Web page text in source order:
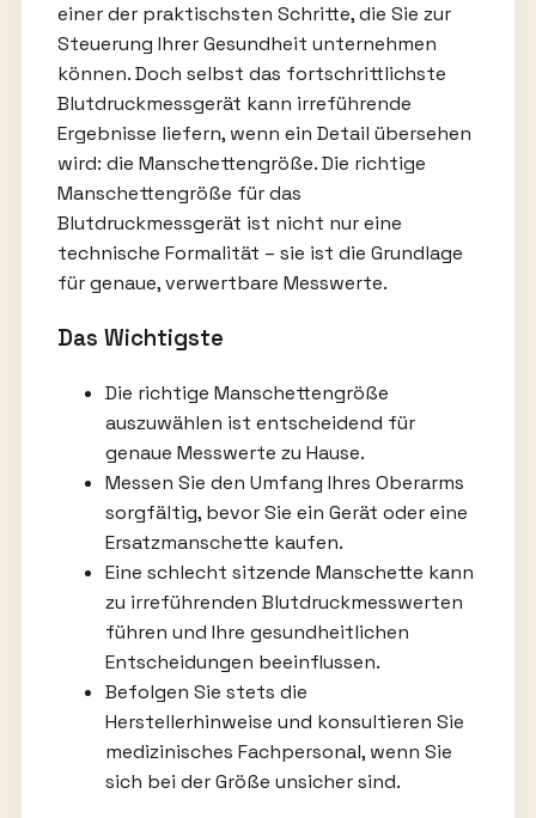
einer der praktischsten Schritte, die Sie zur
Steuerung Ihrer Gesundheit unternehmen
können. Doch selbst das fortschrittlichste
Blutdruckmessgerät kann irreführende
Ergebnisse liefern, wenn ein Detail übersehen
wird: die Manschettengröße. Die richtige
Manschettengröße für das
Blutdruckmessgerät ist nicht nur eine
technische Formalität – sie ist die Grundlage
für genaue, verwertbare Messwerte.
Das Wichtigste
Die richtige Manschettengröße
auszuwählen ist entscheidend für
genaue Messwerte zu Hause.
Messen Sie den Umfang Ihres Oberarms
sorgfältig, bevor Sie ein Gerät oder eine
Ersatzmanschette kaufen.
Eine schlecht sitzende Manschette kann
zu irreführenden Blutdruckmesswerten
führen und Ihre gesundheitlichen
Entscheidungen beeinflussen.
Befolgen Sie stets die
Herstellerhinweise und konsultieren Sie
medizinisches Fachpersonal, wenn Sie
sich bei der Größe unsicher sind.